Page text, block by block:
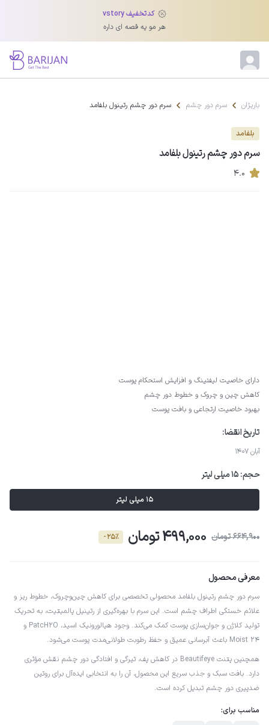
کدتخفیف vstory
هر مو یه قصه ای داره
باریژان سرم دور چشم سرم دور چشم رتینول بلفامد
بلفامد
سرم دور چشم رتینول بلفامد
۴.۰
دارای خاصیت لیفتینگ و افزایش استحکام پوست
کاهش چین و چروک و خطوط دور چشم
بهبود خاصیت ارتجاعی و بافت پوست
تاریخ انقضا:
آبان 1407
حجم:15 میلی لیتر
15 میلی لیتر
664,900 تومان 499,000 تومان - 25٪
معرفی محصول
سرم دور چشم رتینول بلفامد محصولی تخصصی برای کاهش چین‌وچروک، خطوط ریز و
علائم خستگی اطراف چشم است. این سرم با بهره‌گیری از رتینیل پالمیتیت، به تحریک
تولید کلاژن و جوان‌سازی پوست کمک می‌کند. وجود هیالورونیک اسید، PatcH2O و
Moist 24 باعث آبرسانی عمیق و حفظ رطوبت طولانی‌مدت پوست می‌شود.
همچنین پتنت Beautifeye در کاهش پف، تیرگی و افتادگی دور چشم نقش مؤثری
دارد. بافت سبک و جذب سریع این محصول، آن را به انتخابی ایده‌آل برای روتین
ضدپیری دور چشم تبدیل کرده است.
مناسب برای: